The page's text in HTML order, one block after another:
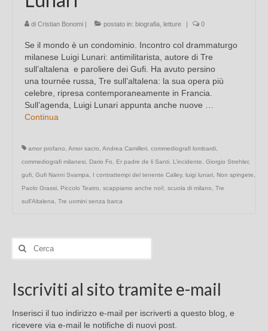
di Cristian Bonomi | postato in: biografia letture | 0
Se il mondo è un condominio. Incontro col drammaturgo
milanese Luigi Lunari: antimilitarista, autore di Tre
sull’altalena e paroliere dei Gufi. Ha avuto persino
una tournée russa, Tre sull’altalena: la sua opera più
celebre, ripresa contemporaneamente in Francia.
Sull’agenda, Luigi Lunari appunta anche nuove …
Continua
amor profano Amor sacro Andrea Camilleri commediografi lombardi
commediografi milanesi
Dario Fo Er padre de li Santi. L’incidente Giorgio Strehler,
gufi Gufi Nanni Svampa I contrattempi del tenente Calley, luigi lunari Non spingete
Paolo Grassi
Piccolo Teatro scappiamo anche noi! scuola di milano
Tre
sull'Altalena
Tre uomini senza barca
Cerca:
Iscriviti al sito tramite e-mail
Inserisci il tuo indirizzo e-mail per iscriverti a questo blog, e
ricevere via e-mail le notifiche di nuovi post.